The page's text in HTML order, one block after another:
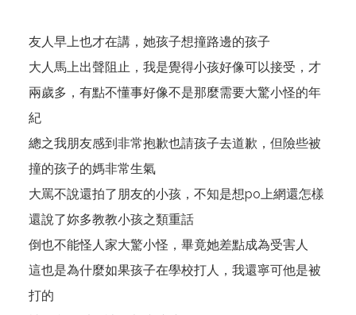
友人早上也才在講，她孩子想撞路邊的孩子
大人馬上出聲阻止，我是覺得小孩好像可以接受，才
兩歲多，有點不懂事好像不是那麼需要大驚小怪的年
紀
總之我朋友感到非常抱歉也請孩子去道歉，但險些被
撞的孩子的媽非常生氣
大罵不說還拍了朋友的小孩，不知是想po上網還怎樣
還說了妳多教教小孩之類重話
倒也不能怪人家大驚小怪，畢竟她差點成為受害人
這也是為什麼如果孩子在學校打人，我還寧可他是被
打的